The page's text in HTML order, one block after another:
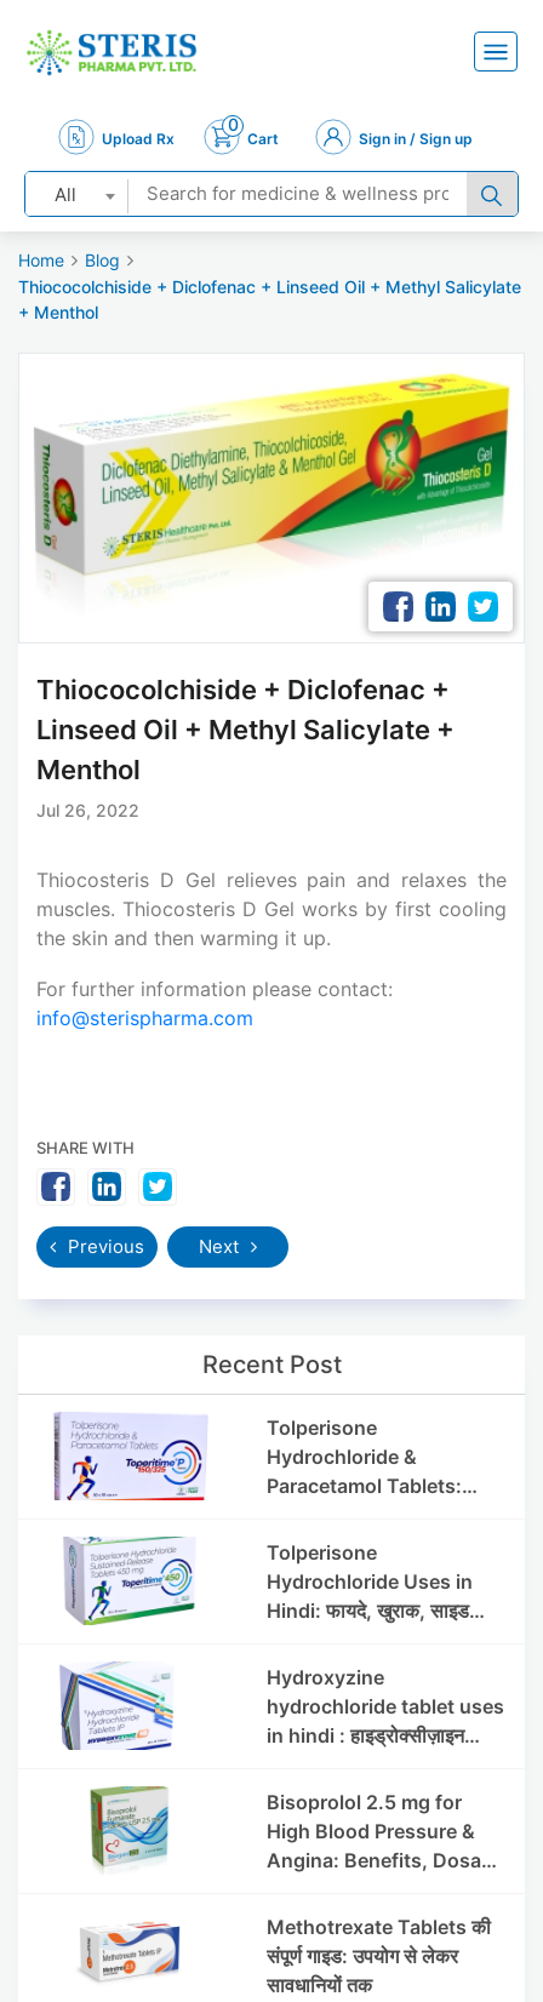
Upload Rx
0
Cart Sign in / Sign up
All
Home
Blog
Thiococolchiside + Diclofenac + Linseed Oil + Methyl Salicylate
+ Menthol
Thiococolchiside + Diclofenac +
Linseed Oil + Methyl Salicylate +
Menthol
Jul 26, 2022
Thiocosteris D Gel relieves pain and relaxes the
muscles. Thiocosteris D Gel works by first cooling
the skin and then warming it up.
For further information please contact:
info@sterispharma.com
SHARE WITH
Previous Next
Recent Post
Tolperisone
Hydrochloride &
Paracetamol Tablets:
Side Effects
Tolperisone
Hydrochloride Uses in
Hindi: फायदे, खुराक, साइड
Hydroxyzine
hydrochloride tablet uses
in hindi : हाइड्रोक्सीज़ाइन
लाभ | Steris
Bisoprolol 2.5 mg for
High Blood Pressure &
Angina: Benefits, Dosage
Methotrexate Tablets की
संपूर्ण गाइड: उपयोग से लेकर
सावधानियों तक